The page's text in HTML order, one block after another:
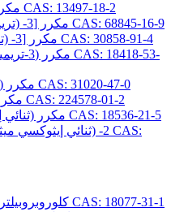
مكرر [3- (تريثوكسيسيليل) بروبيل] أمين CAS: 13497-18-2
مكرر [3- (تريميثوكسيسيليل) بروبيل] إيثيلينديامين CAS: 68845-16-9
مكرر [3- (تريثوكسيسيليل) بروبيل] إيثيلينديامين CAS: 30858-91-4
مكرر (ميثيل ديثوكسي سيليل بروبيل) أمين CAS: 31020-47-0
1،4-مكرر (ثلاثي إيثوكسيسيليثيل) البنزين CAS: 224578-01-2
1،6-مكرر (ثنائي إيثوكسي ميثيل سيليل) الهكسان CAS: 18536-21-5
3-كلوروبروبيلتريس (تريميثيل سيليلوكسي) سيلان CAS: 18077-31-1